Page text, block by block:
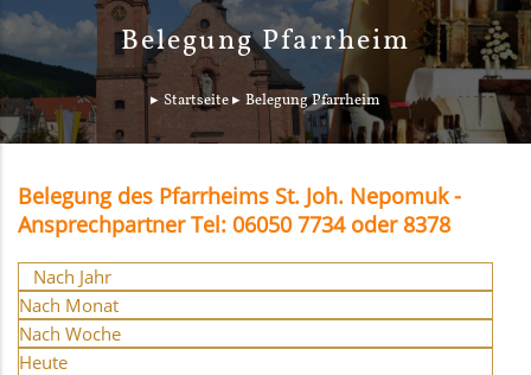
Belegung Pfarrheim
Startseite Belegung Pfarrheim
Belegung des Pfarrheims St. Joh. Nepomuk -
Ansprechpartner Tel: 06050 7734 oder 8378
Nach Jahr
Nach Monat
Nach Woche
Heute